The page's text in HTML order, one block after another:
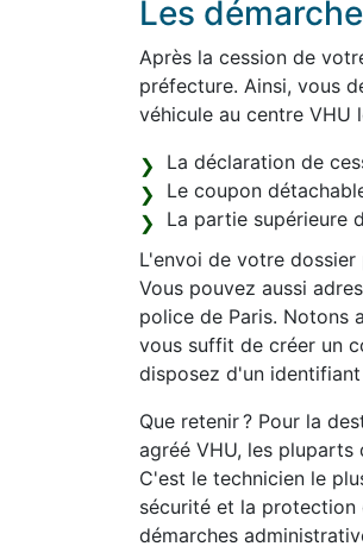
Les
Après la cession de
préfecture. Ainsi, vous
véhicule au centre VHU
La déclaration de
Le coupon
La partie supérieure
L'envoi de votre
Vous pouvez aussi
police de Paris. Notons
vous suffit de créer un
disposez d'un
Que retenir ? Pour la
agréé VHU, les pluparts
C'est le technicien le
sécurité et la protection
démarches